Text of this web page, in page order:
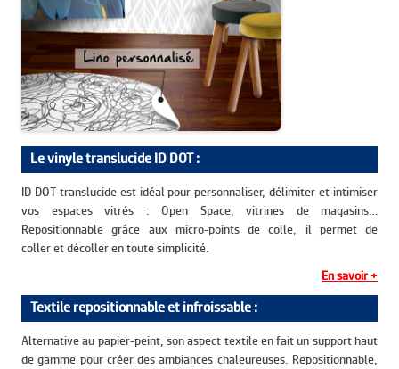
Le vinyle translucide ID DOT :
ID DOT translucide est idéal pour personnaliser, délimiter et intimiser
vos espaces vitrés : Open Space, vitrines de magasins…
Repositionnable grâce aux micro-points de colle, il permet de
coller et décoller en toute simplicité.
En savoir +
Textile repositionnable et infroissable :
Alternative au papier-peint, son aspect textile en fait un support haut
de gamme pour créer des ambiances chaleureuses. Repositionnable,